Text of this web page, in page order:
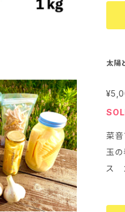
ン
める
太陽
菜音フ
玉
ス